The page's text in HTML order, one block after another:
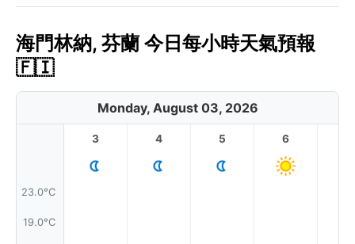
海門林納, 芬蘭 今日每小時天氣預報
🇫🇮
Monday, August 03, 2026
23.0°C
19.0°C
3 4 5 6